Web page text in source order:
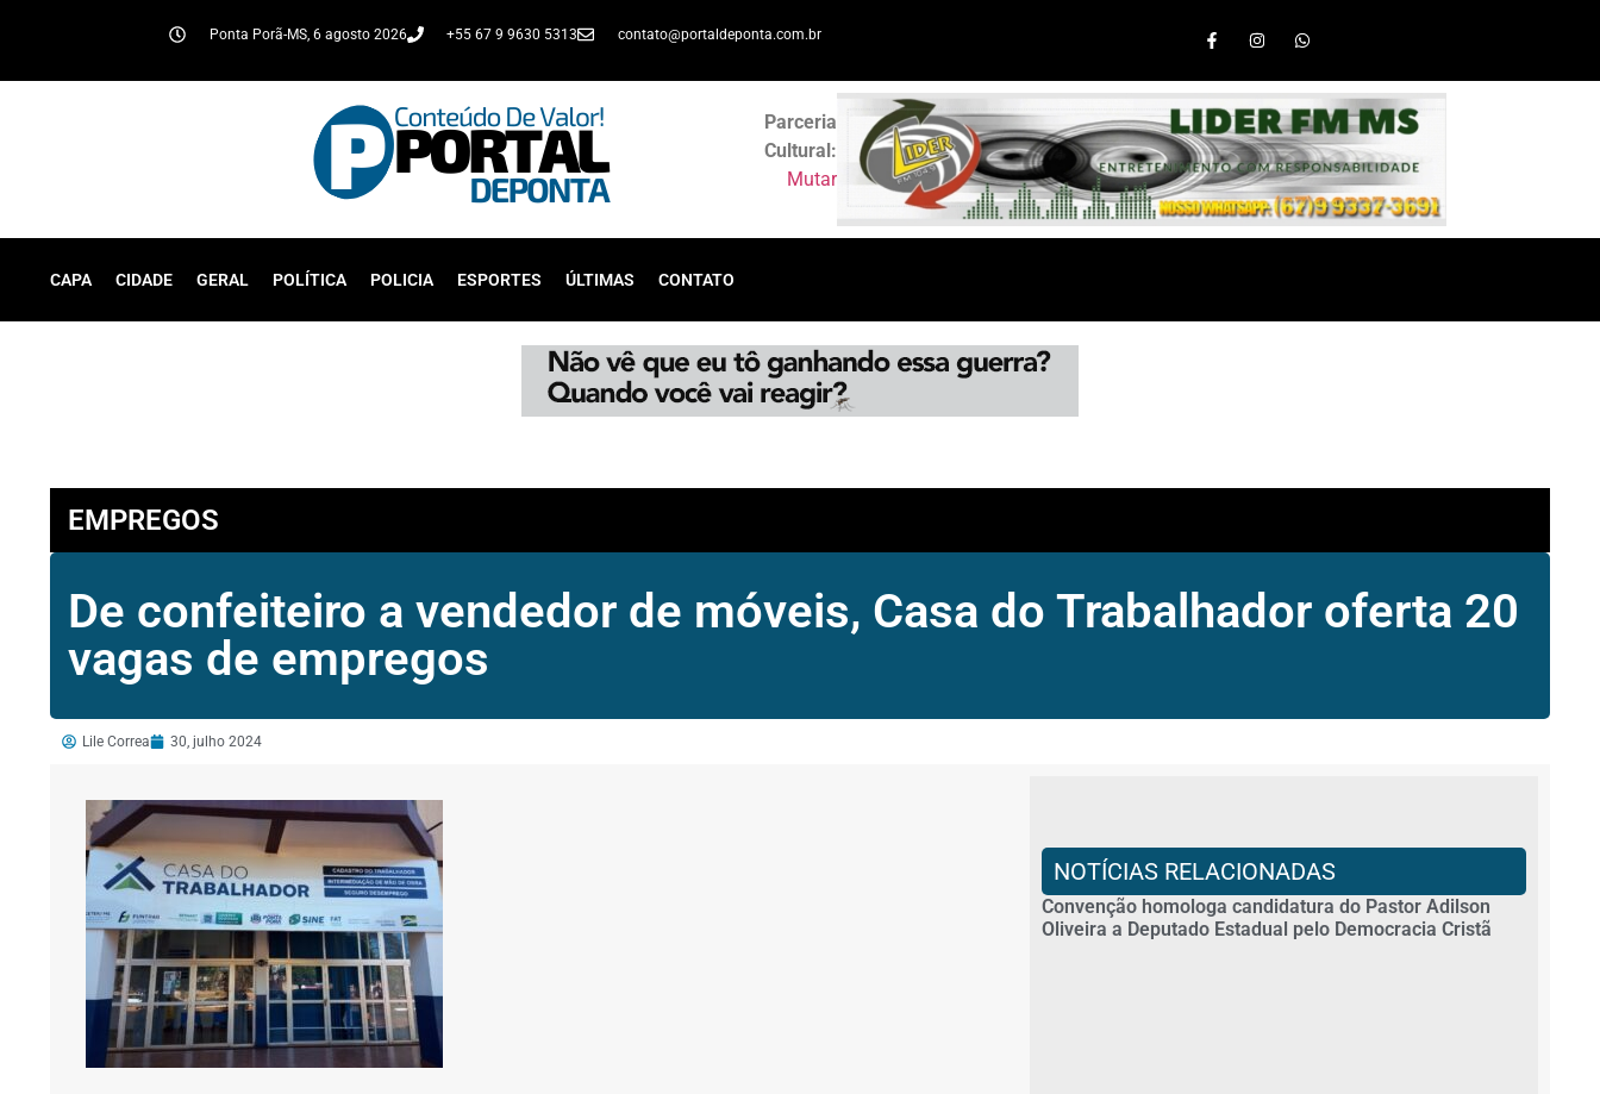
Ponta Porã-MS, 6 agosto 2026 +55 67 9 9630 5313 contato@portaldeponta.com.br
Parceria
Cultural:
Mutar
CAPA CIDADE GERAL POLÍTICA POLICIA ESPORTES ÚLTIMAS CONTATO
EMPREGOS
De confeiteiro a vendedor de móveis, Casa do Trabalhador oferta 20
vagas de empregos
Lile Correa 30, julho 2024
NOTÍCIAS RELACIONADAS
Convenção homologa candidatura do Pastor Adilson
Oliveira a Deputado Estadual pelo Democracia Cristã